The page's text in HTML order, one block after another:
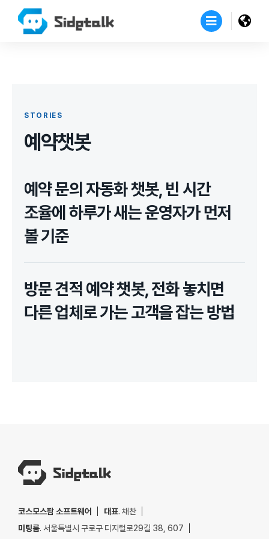
STORIES
예약챗봇
예약 문의 자동화 챗봇, 빈 시간
조율에 하루가 새는 운영자가 먼저
볼 기준
방문 견적 예약 챗봇, 전화 놓치면
다른 업체로 가는 고객을 잡는 방법
코스모스팜 소프트웨어 대표. 채찬
미팅룸. 서울특별시 구로구 디지털로29길 38, 607